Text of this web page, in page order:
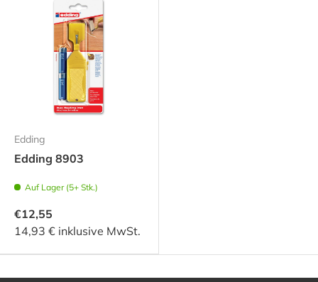
Edding
Edding 8903
Auf Lager (5+ Stk.)
€12,55
14,93 € inklusive MwSt.